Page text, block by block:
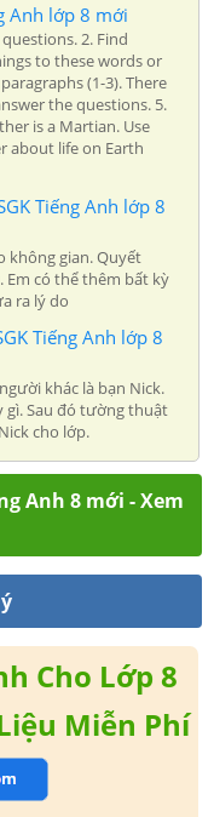
Anh lớp 8 mới
2. Find
to these words or
(1-3). There
the questions. 5.
is a Martian. Use
about life on Earth
Tiếng Anh lớp 8
không gian. Quyết
Em có thể thêm bất kỳ
ra lý do
Tiếng Anh lớp 8
khác là bạn Nick.
gì. Sau đó tường thuật
cho lớp.
Anh 8 mới - Xem
Cho Lớp 8
Miễn Phí